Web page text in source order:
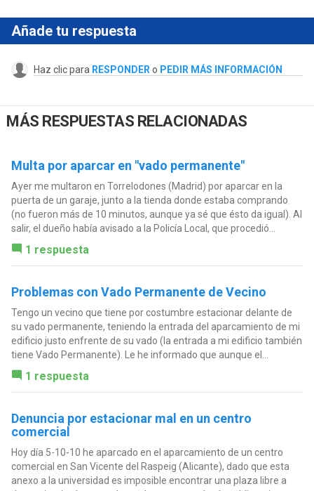
Añade tu respuesta
Haz clic para RESPONDER o PEDIR MÁS INFORMACIÓN
MÁS RESPUESTAS RELACIONADAS
Multa por aparcar en "vado permanente"
Ayer me multaron en Torrelodones (Madrid) por aparcar en la
puerta de un garaje, junto a la tienda donde estaba comprando
(no fueron más de 10 minutos, aunque ya sé que ésto da igual). Al
salir, el dueño había avisado a la Policía Local, que procedió...
1 respuesta
Problemas con Vado Permanente de Vecino
Tengo un vecino que tiene por costumbre estacionar delante de
su vado permanente, teniendo la entrada del aparcamiento de mi
edificio justo enfrente de su vado (la entrada a mi edificio también
tiene Vado Permanente). Le he informado que aunque el...
1 respuesta
Denuncia por estacionar mal en un centro
comercial
Hoy día 5-10-10 he aparcado en el aparcamiento de un centro
comercial en San Vicente del Raspeig (Alicante), dado que esta
anexo a la universidad es imposible encontrar una plaza libre a